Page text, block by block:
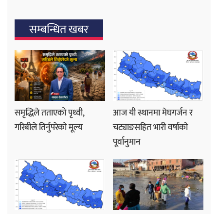
सम्बन्धित खबर
समृद्धिले तताएको पृथ्वी,
गरिबीले तिर्नुपरेको मूल्य
आज यी स्थानमा मेघगर्जन र
चट्याङसहित भारी वर्षाको
पूर्वानुमान